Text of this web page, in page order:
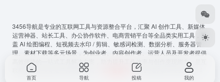
3456导航是专业的互联网工具与资源整合平台，汇聚 AI 创作工具、新媒体
运营神器、站长工具、办公协作软件、电商营销平台等全品类实用工具，覆
盖 AI 绘图编程、短视频去水印 / 剪辑、敏感词检测、数据分析、服务器管
理、素材下载等多元场景，为创业者、内容创作者、运营人员及开发者提供
高效便捷的一站式工具解决方案，助力提升工作效率与创作变现能力，是互
联网从必备的宝藏工具导航平台。
：鲁ICP备2024128794号-4
首页 导航 投稿 我的